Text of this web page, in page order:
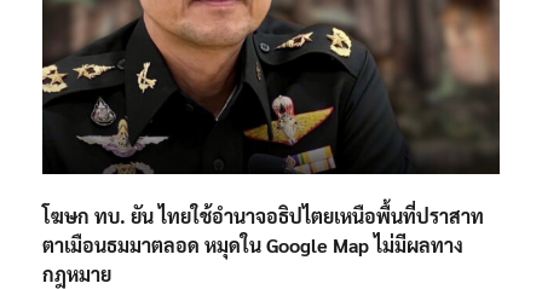
โฆษก ทบ. ยัน ไทยใช้อำนาจอธิปไตยเหนือพื้นที่ปราสาท
ตาเมือนธมมาตลอด หมุดใน Google Map ไม่มีผลทาง
กฎหมาย